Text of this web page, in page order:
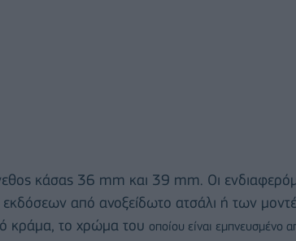
κάσας 36 mm και 39 mm. Οι
εκδόσεων από ανοξείδωτο ατσάλι ή των
κράμα, το χρώμα του οποίου είναι εμπνευσμένο